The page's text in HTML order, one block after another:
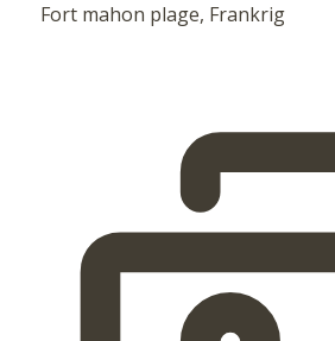
Fort mahon plage, Frankrig